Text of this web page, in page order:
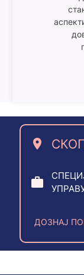
СКОПЈЕ
УПРАВУВАЊЕ
ПОВЕЌЕ >>